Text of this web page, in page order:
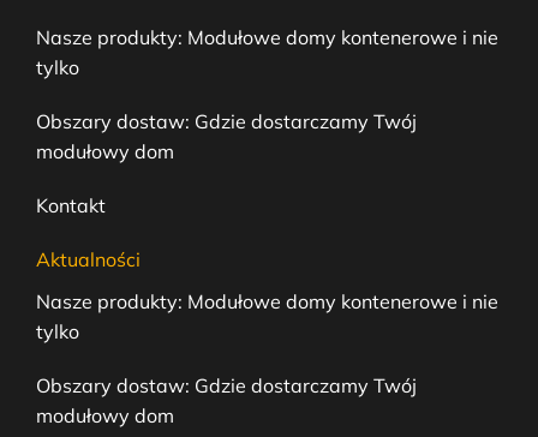
Nasze produkty: Modułowe domy kontenerowe i nie
tylko
Obszary dostaw: Gdzie dostarczamy Twój
modułowy dom
Kontakt
Aktualności
Nasze produkty: Modułowe domy kontenerowe i nie
tylko
Obszary dostaw: Gdzie dostarczamy Twój
modułowy dom